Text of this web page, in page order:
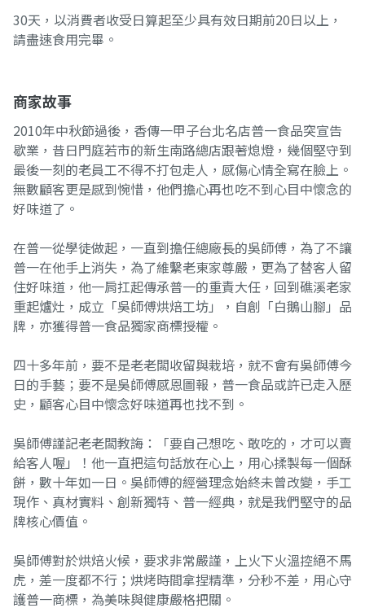
30天，以消費者收受日算起至少具有效日期前20日以上，
請盡速食用完畢。
商家故事
2010年中秋節過後，香傳一甲子台北名店普一食品突宣告
歇業，昔日門庭若市的新生南路總店跟著熄燈，幾個堅守到
最後一刻的老員工不得不打包走人，感傷心情全寫在臉上。
無數顧客更是感到惋惜，他們擔心再也吃不到心目中懷念的
好味道了。
在普一從學徒做起，一直到擔任總廠長的吳師傅，為了不讓
普一在他手上消失，為了維繫老東家尊嚴，更為了替客人留
住好味道，他一肩扛起傳承普一的重責大任，回到礁溪老家
重起爐灶，成立「吳師傅烘焙工坊」，自創「白鵝山腳」品
牌，亦獲得普一食品獨家商標授權。
四十多年前，要不是老老闆收留與栽培，就不會有吳師傅今
日的手藝；要不是吳師傅感恩圖報，普一食品或許已走入歷
史，顧客心目中懷念好味道再也找不到。
吳師傅謹記老老闆教誨：「要自己想吃、敢吃的，才可以賣
給客人喔」！他一直把這句話放在心上，用心揉製每一個酥
餅，數十年如一日。吳師傅的經營理念始終未曾改變，手工
現作、真材實料、創新獨特、普一經典，就是我們堅守的品
牌核心價值。
吳師傅對於烘焙火候，要求非常嚴謹，上火下火溫控絕不馬
虎，差一度都不行；烘烤時間拿捏精準，分秒不差，用心守
護普一商標，為美味與健康嚴格把關。